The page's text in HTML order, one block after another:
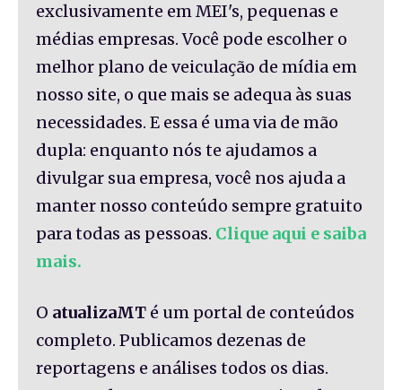
exclusivamente em MEI's, pequenas e
médias empresas. Você pode escolher o
melhor plano de veiculação de mídia em
nosso site, o que mais se adequa às suas
necessidades. E essa é uma via de mão
dupla: enquanto nós te ajudamos a
divulgar sua empresa, você nos ajuda a
manter nosso conteúdo sempre gratuito
para todas as pessoas. Clique aqui e saiba
mais.
O atualizaMT é um portal de conteúdos
completo. Publicamos dezenas de
reportagens e análises todos os dias.